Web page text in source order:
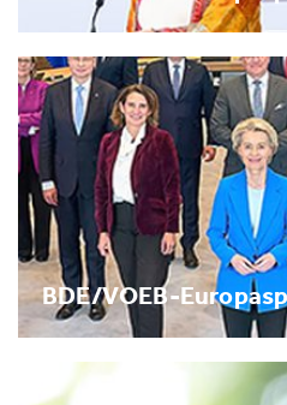
BDE/VOEB-